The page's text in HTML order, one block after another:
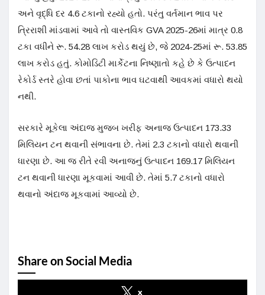
અને વૃદ્ધિ દર 4.6 ટકાનો રહ્યો હતો. પરંતુ વર્તમાન ભાવ પર
ત્રિરાશી માંડવામાં આવે તો વાસ્તવિક GVA 2025-26માં માત્ર 0.8
ટકા વધીને રૂ. 54.28 લાખ કરોડ થયું છે, જે 2024-25માં રૂ. 53.85
લાખ કરોડ હતું. કોમોડિટી માર્કેટના નિષ્ણાતો કહે છે કે ઉત્પાદન
રેકોર્ડ સ્તરે હોવા છતાં પાકોના ભાવ ઘટવાથી આવકમાં વધારો થયો
નથી.
સરકારે મૂકેલા અંદાજ મુજબ ખરીફ અનાજ ઉત્પાદન 173.33
મિલિયન ટન થવાની સંભાવના છે. તેમાં 2.3 ટકાનો વધારો થવાની
ધારણા છે. આ જ રીતે રવી અનાજનું ઉત્પાદન 169.17 મિલિયન
ટન થવાની ધારણા મૂકવામાં આવી છે. તેમાં 5.7 ટકાનો વધારો
થવાનો અંદાજ મૂકવામાં આવ્યો છે.
Share on Social Media
x